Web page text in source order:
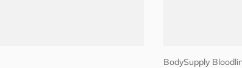
BodySupply